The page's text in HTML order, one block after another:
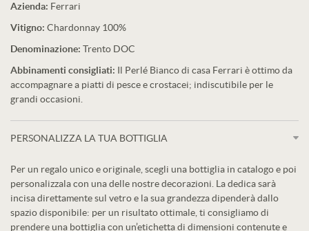
Azienda: Ferrari
Vitigno: Chardonnay 100%
Denominazione: Trento DOC
Abbinamenti consigliati: Il Perlé Bianco di casa Ferrari è ottimo da
accompagnare a piatti di pesce e crostacei; indiscutibile per le
grandi occasioni.
PERSONALIZZA LA TUA BOTTIGLIA
Per un regalo unico e originale, scegli una bottiglia in catalogo e poi
personalizzala con una delle nostre decorazioni. La dedica sarà
incisa direttamente sul vetro e la sua grandezza dipenderà dallo
spazio disponibile: per un risultato ottimale, ti consigliamo di
prendere una bottiglia con un’etichetta di dimensioni contenute e